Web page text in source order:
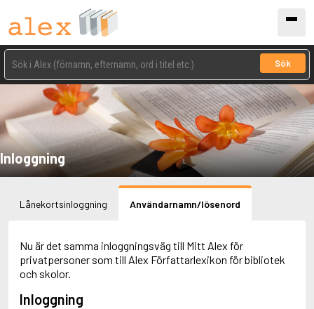
Sök
Inloggning
Lånekortsinloggning Användarnamn/lösenord
Nu är det samma inloggningsväg till Mitt Alex för
privatpersoner som till Alex Författarlexikon för bibliotek
och skolor.
Inloggning